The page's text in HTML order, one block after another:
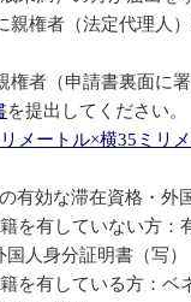
者（法定代理人）
（申請書裏面に署
を提出してください。
メートル×横35ミリメ
有効な滞在資格・外
有していない方：有
人身分証明書（写）
有している方：ベ